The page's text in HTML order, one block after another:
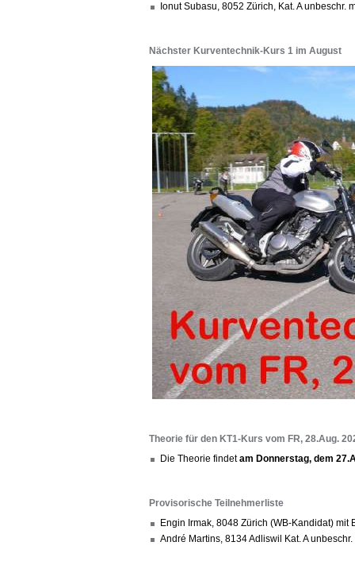
Ionut Subasu, 8052 Zürich, Kat. A unbeschr.
Nächster Kurventechnik-Kurs 1 im August
Theorie für den KT1-Kurs vom FR, 28.Aug.
Die Theorie findetam Donnerstag, dem
Provisorische Teilnehmerliste
Engin Irmak, 8048 Zürich (WB-Kandidat) mit
André Martins, 8134 Adliswil Kat. A